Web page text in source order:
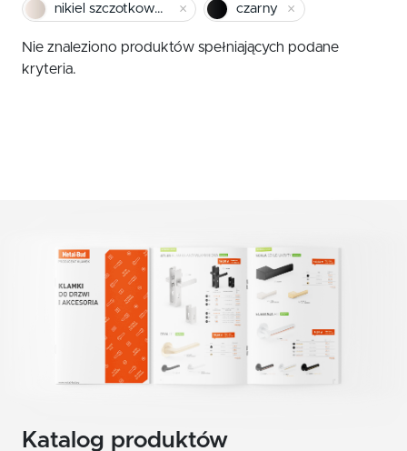
Klamki z długim szyldem
Klamki zewnętrzne
pomarańczowy
czerwony
brąz
grafit
chrom szczotkowany mat
nikiel szczotkowany
nikiel szczotkowany mat czarny
Nie znaleziono produktów spełniających podane
kryteria.
Katalog produktów